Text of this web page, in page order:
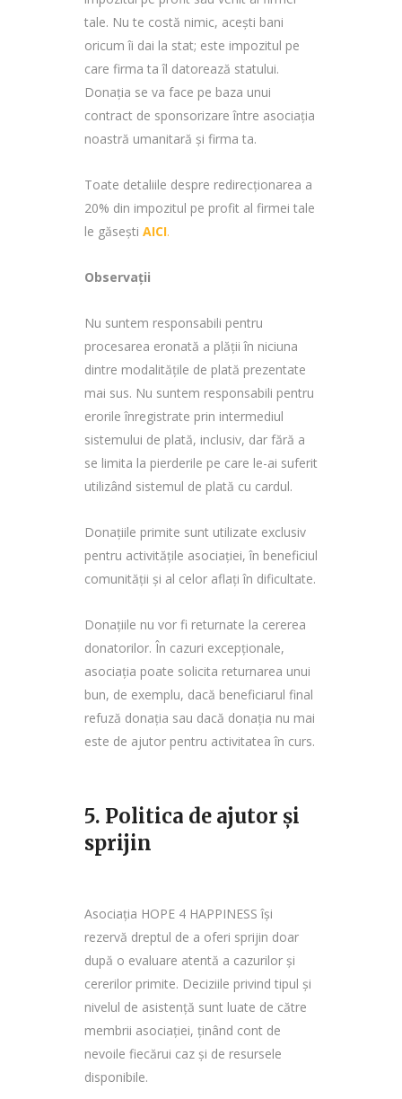
tale. Nu te costă nimic, acești bani
oricum îi dai la stat; este impozitul pe
care firma ta îl datorează statului.
Donația se va face pe baza unui
contract de sponsorizare între asociația
noastră umanitară și firma ta.
Toate detaliile despre redirecționarea a
20% din impozitul pe profit al firmei tale
le găsești AICI.
Observații
Nu suntem responsabili pentru
procesarea eronată a plății în niciuna
dintre modalitățile de plată prezentate
mai sus. Nu suntem responsabili pentru
erorile înregistrate prin intermediul
sistemului de plată, inclusiv, dar fără a
se limita la pierderile pe care le-ai suferit
utilizând sistemul de plată cu cardul.
Donațiile primite sunt utilizate exclusiv
pentru activitățile asociației, în beneficiul
comunității și al celor aflați în dificultate.
Donațiile nu vor fi returnate la cererea
donatorilor. În cazuri excepționale,
asociația poate solicita returnarea unui
bun, de exemplu, dacă beneficiarul final
refuză donația sau dacă donația nu mai
este de ajutor pentru activitatea în curs.
5. Politica de ajutor și
sprijin
Asociația HOPE 4 HAPPINESS își
rezervă dreptul de a oferi sprijin doar
după o evaluare atentă a cazurilor și
cererilor primite. Deciziile privind tipul și
nivelul de asistență sunt luate de către
membrii asociației, ținând cont de
nevoile fiecărui caz și de resursele
disponibile.